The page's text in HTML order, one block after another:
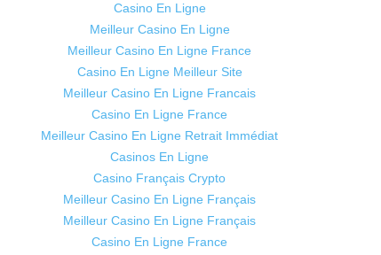
Casino En Ligne
Meilleur Casino En Ligne
Meilleur Casino En Ligne France
Casino En Ligne Meilleur Site
Meilleur Casino En Ligne Francais
Casino En Ligne France
Meilleur Casino En Ligne Retrait Immédiat
Casinos En Ligne
Casino Français Crypto
Meilleur Casino En Ligne Français
Meilleur Casino En Ligne Français
Casino En Ligne France